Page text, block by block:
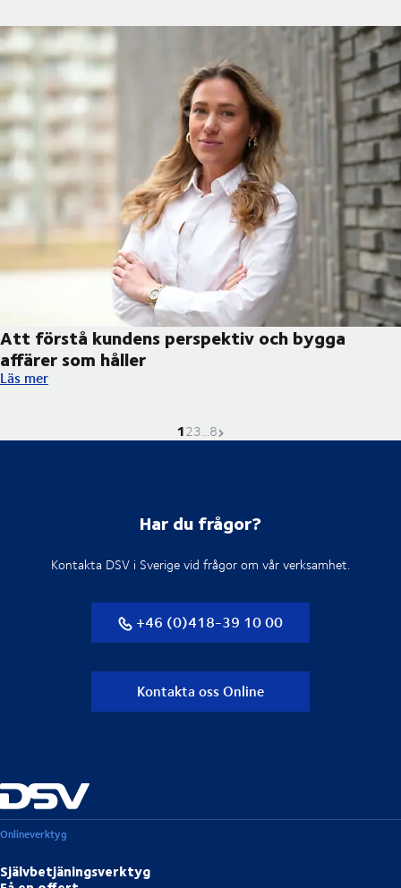
Att förstå kundens perspektiv och bygga
affärer som håller
Att förstå kundens perspektiv och bygga affärer som håller
Läs mer
Nuvarande sida är
1Gå till sidan
2Gå till sidan
3...Gå till sidan
8Nästa sida
Har du frågor?
Kontakta DSV i Sverige vid frågor om vår verksamhet.
+46 (0)418-39 10 00
Kontakta oss Online
Onlineverktyg
Självbetjäningsverktyg